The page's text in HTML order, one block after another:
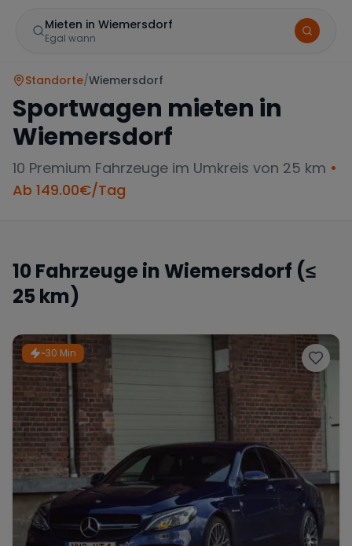
Mieten in Wiemersdorf
Egal wann
Mercedes
Porsche Ferrari
McLaren Jaguar
Tesla Chevrolet
Wann
Zeitraum wählen
Standorte/Wiemersdorf
Sportwagen mieten in
Wiemersdorf
10 Premium Fahrzeuge im Umkreis von 25 km •
Ab 149.00€/Tag
10 Fahrzeuge in Wiemersdorf (≤
25 km)
~30 Min